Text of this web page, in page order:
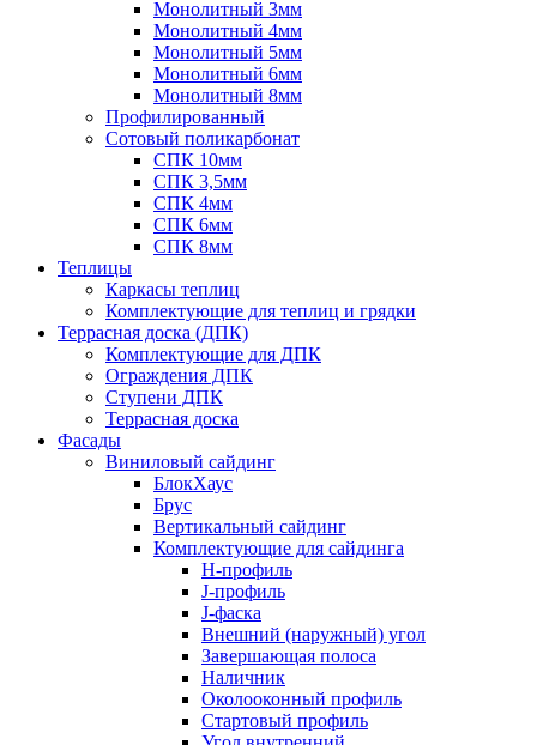
Монолитный 3мм
Монолитный 4мм
Монолитный 5мм
Монолитный 6мм
Монолитный 8мм
Профилированный
Сотовый поликарбонат
СПК 10мм
СПК 3,5мм
СПК 4мм
СПК 6мм
СПК 8мм
Теплицы
Каркасы теплиц
Комплектующие для теплиц и грядки
Террасная доска (ДПК)
Комплектующие для ДПК
Ограждения ДПК
Ступени ДПК
Террасная доска
Фасады
Виниловый сайдинг
БлокХаус
Брус
Вертикальный сайдинг
Комплектующие для сайдинга
H-профиль
J-профиль
J-фаска
Внешний (наружный) угол
Завершающая полоса
Наличник
Околооконный профиль
Стартовый профиль